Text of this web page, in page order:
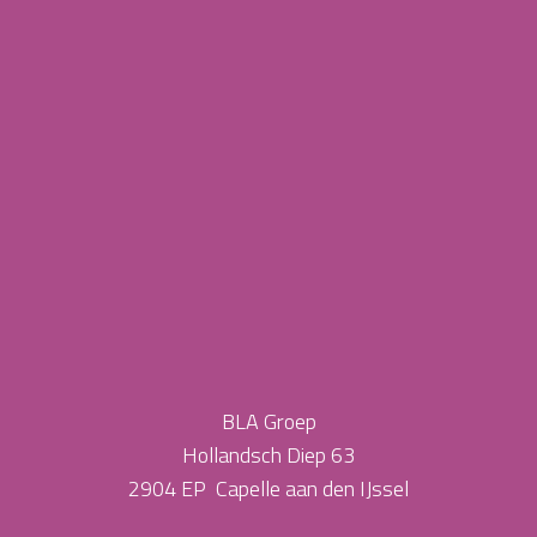
BLA Groep
Hollandsch Diep 63
2904 EP Capelle aan den IJssel